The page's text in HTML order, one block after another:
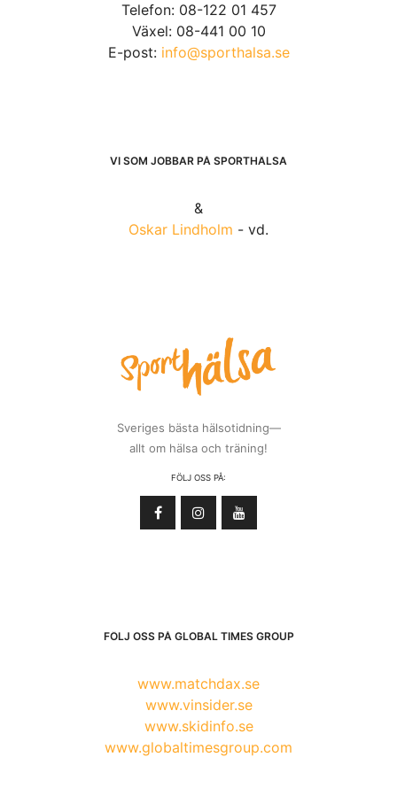
Telefon: 08-122 01 457
Växel: 08-441 00 10
E-post: info@sporthalsa.se
VI SOM JOBBAR PÅ SPORTHÄLSA
&
Oskar Lindholm - vd.
Sveriges bästa hälsotidning—
allt om hälsa och träning!
FÖLJ OSS PÅ:
FÖLJ OSS PÅ GLOBAL TIMES GROUP
www.matchdax.se
www.vinsider.se
www.skidinfo.se
www.globaltimesgroup.com